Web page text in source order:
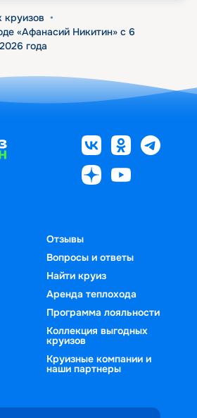
круизов •
«Афанасий Никитин» с 6
года
Отзывы
Вопросы и ответы
Найти круиз
Аренда теплохода
Программа лояльности
Коллекция выгодных
круизов
Круизные компании и
наши партнеры